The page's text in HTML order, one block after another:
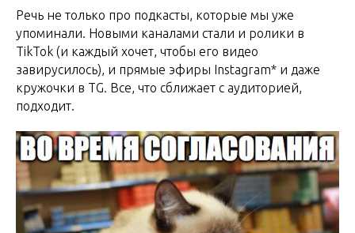
Речь не только про подкасты, которые мы уже
упоминали. Новыми каналами стали и ролики в
TikTok (и каждый хочет, чтобы его видео
завирусилось), и прямые эфиры Instagram* и даже
кружочки в TG. Все, что сближает с аудиторией,
подходит.